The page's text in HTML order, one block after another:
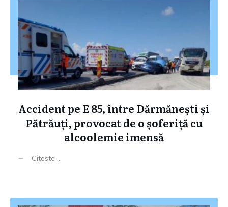
Accident pe E 85, între Dărmănești și
Pătrăuți, provocat de o șoferiță cu
alcoolemie imensă
Citeste ...